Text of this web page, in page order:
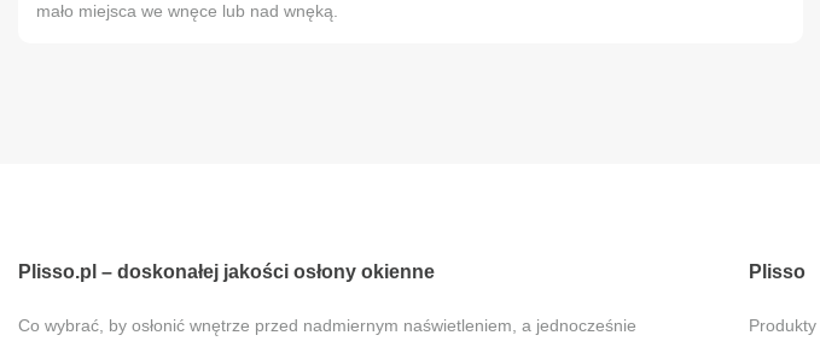
mało miejsca we wnęce lub nad wnęką.
Plisso.pl – doskonałej jakości osłony okienne
Co wybrać, by osłonić wnętrze przed nadmiernym naświetleniem, a jednocześnie
Plisso
Produkty